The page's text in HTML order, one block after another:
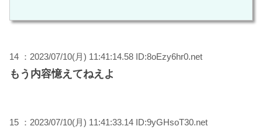
14 ：2023/07/10(月) 11:41:14.58 ID:8oEzy6hr0.net
もう内容憶えてねえよ
15 ：2023/07/10(月) 11:41:33.14 ID:9yGHsoT30.net